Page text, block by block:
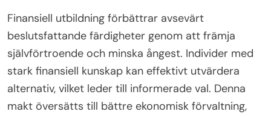
Finansiell utbildning förbättrar avsevärt
beslutsfattande färdigheter genom att främja
självförtroende och minska ångest. Individer med
stark finansiell kunskap kan effektivt utvärdera
alternativ, vilket leder till informerade val. Denna
makt översätts till bättre ekonomisk förvaltning,